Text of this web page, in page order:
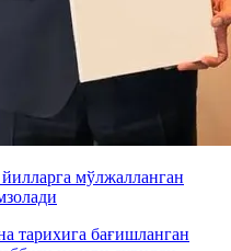
мўлжалланган
тарихига бағишланган